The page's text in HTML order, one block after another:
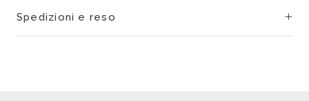
Spedizioni e reso